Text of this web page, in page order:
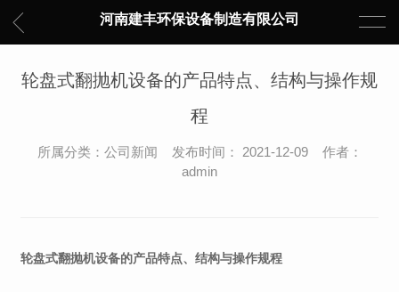
河南建丰环保设备制造有限公司
轮盘式翻抛机设备的产品特点、结构与操作规
程
所属分类：公司新闻 发布时间： 2021-12-09 作者：
admin
轮盘式翻抛机设备的产品特点、结构与操作规程